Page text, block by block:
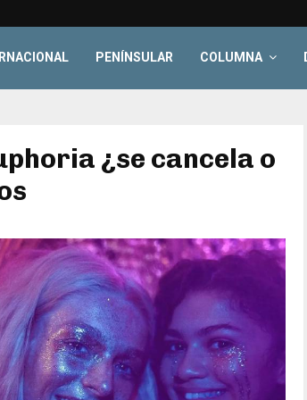
PENÍNSULAR COLUMNA
¿se cancela o